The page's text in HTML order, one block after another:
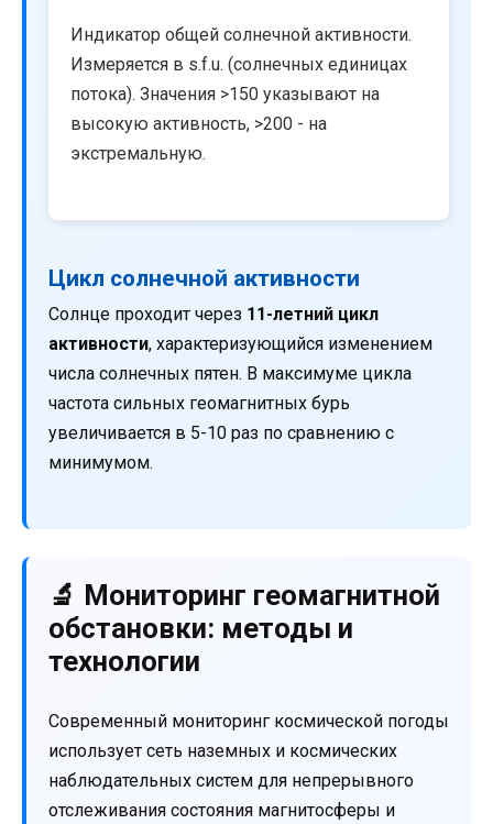
Индикатор общей солнечной активности.
Измеряется в s.f.u. (солнечных единицах
потока). Значения >150 указывают на
высокую активность, >200 - на
экстремальную.
Цикл солнечной активности
Солнце проходит через 11-летний цикл
активности, характеризующийся изменением
числа солнечных пятен. В максимуме цикла
частота сильных геомагнитных бурь
увеличивается в 5-10 раз по сравнению с
минимумом.
🔬 Мониторинг геомагнитной
обстановки: методы и
технологии
Современный мониторинг космической погоды
использует сеть наземных и космических
наблюдательных систем для непрерывного
отслеживания состояния магнитосферы и